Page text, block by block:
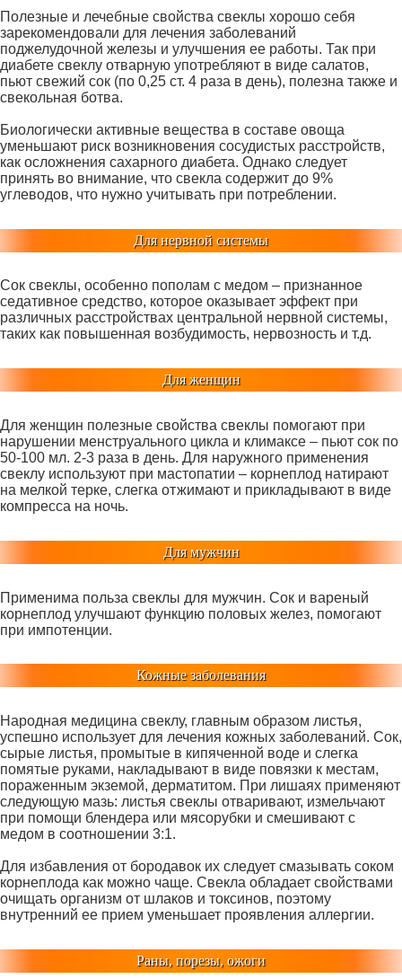
Полезные и лечебные свойства свеклы хорошо себя
зарекомендовали для лечения заболеваний
поджелудочной железы и улучшения ее работы. Так при
диабете свеклу отварную употребляют в виде салатов,
пьют свежий сок (по 0,25 ст. 4 раза в день), полезна также и
свекольная ботва.
Биологически активные вещества в составе овоща
уменьшают риск возникновения сосудистых расстройств,
как осложнения сахарного диабета. Однако следует
принять во внимание, что свекла содержит до 9%
углеводов, что нужно учитывать при потреблении.
Для нервной системы
Сок свеклы, особенно пополам с медом – признанное
седативное средство, которое оказывает эффект при
различных расстройствах центральной нервной системы,
таких как повышенная возбудимость, нервозность и т.д.
Для женщин
Для женщин полезные свойства свеклы помогают при
нарушении менструального цикла и климаксе – пьют сок по
50-100 мл. 2-3 раза в день. Для наружного применения
свеклу используют при мастопатии – корнеплод натирают
на мелкой терке, слегка отжимают и прикладывают в виде
компресса на ночь.
Для мужчин
Применима польза свеклы для мужчин. Сок и вареный
корнеплод улучшают функцию половых желез, помогают
при импотенции.
Кожные заболевания
Народная медицина свеклу, главным образом листья,
успешно использует для лечения кожных заболеваний. Сок,
сырые листья, промытые в кипяченной воде и слегка
помятые руками, накладывают в виде повязки к местам,
пораженным экземой, дерматитом. При лишаях применяют
следующую мазь: листья свеклы отваривают, измельчают
при помощи блендера или мясорубки и смешивают с
медом в соотношении 3:1.
Для избавления от бородавок их следует смазывать соком
корнеплода как можно чаще. Свекла обладает свойствами
очищать организм от шлаков и токсинов, поэтому
внутренний ее прием уменьшает проявления аллергии.
Раны, порезы, ожоги